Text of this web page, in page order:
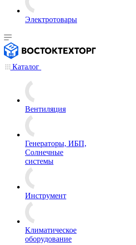
Электротовары
Каталог
Вентиляция
Генераторы, ИБП,
Солнечные
системы
Инструмент
Климатическое
оборудование